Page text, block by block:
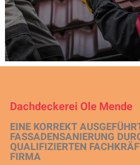
Dachdeckerei Ole Mende
EINE KORREKT
FASSADENSANIERUNG
QUALIFIZIERTEN
FIRMA